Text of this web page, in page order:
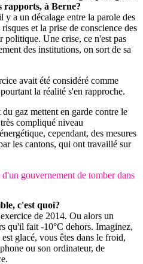
rapports, à Berne?
y a un décalage entre la parole des
et la prise de conscience des
politique. Une crise, ce n'est pas
des institutions, on sort de sa
avait été considéré comme
la réalité s'en rapproche.
gaz mettent en garde contre le
compliqué niveau
cependant, des mesures
les cantons, qui ont travaillé sur
gouvernement de tomber dans
c'est quoi?
de 2014. Ou alors un
qu'il fait -10°C dehors. Imaginez,
glacé, vous êtes dans le froid,
ou son ordinateur, de